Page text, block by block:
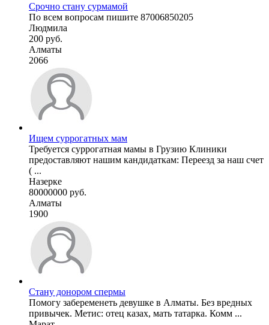
Срочно стану сурмамой
По всем вопросам пишите 87006850205
Людмила
200 руб.
Алматы
2066
Ищем суррогатных мам
Требуется суррогатная мамы в Грузию Клиники
предоставляют нашим кандидаткам: Переезд за наш счет
( ...
Назерке
80000000 руб.
Алматы
1900
Стану донором спермы
Помогу забеременеть девушке в Алматы. Без вредных
привычек. Метис: отец казах, мать татарка. Комм ...